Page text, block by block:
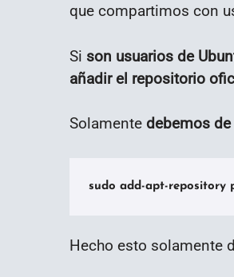
que compartimos con
Si son usuarios de
añadir el repositorio
Solamente debemos
sudo add-apt-repository
Hecho esto solamente